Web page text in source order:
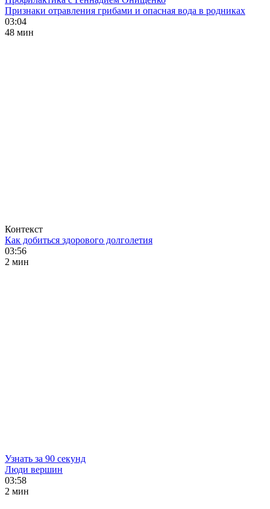
Признаки отравления грибами и опасная вода в родниках
03:04
48 мин
Контекст
Как добиться здорового долголетия
03:56
2 мин
Узнать за 90 секунд
Люди вершин
03:58
2 мин